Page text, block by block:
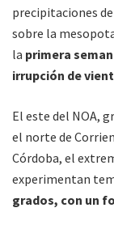
precipitaciones
sobre la
la primera
irrupción de
El este del NOA,
el norte de
Córdoba, el
experimentan
grados, con un